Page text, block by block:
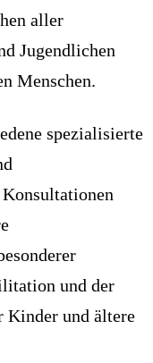
aller
Jugendlichen
Menschen.
spezialisierte
und der
Kinder und ältere